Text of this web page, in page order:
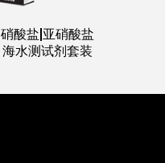
硝酸盐|亚硝酸盐
海水测试剂套装